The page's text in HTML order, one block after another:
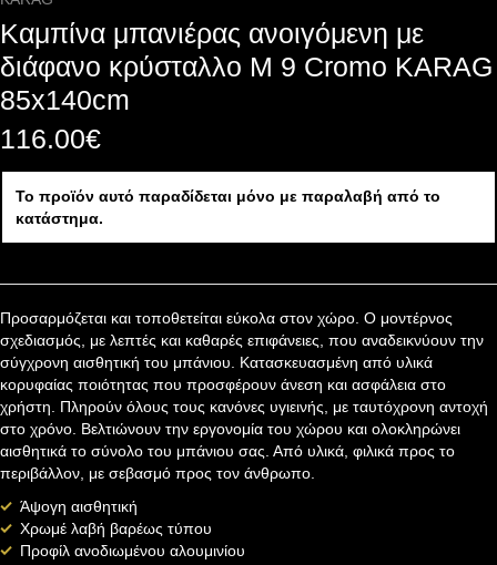
Καμπίνα μπανιέρας ανοιγόμενη με
διάφανο κρύσταλλο M 9 Cromo KARAG
85x140cm
116.00€
Το προϊόν αυτό παραδίδεται μόνο με παραλαβή από το
κατάστημα.
Προσαρμόζεται και τοποθετείται εύκολα στον χώρο. Ο μοντέρνος
σχεδιασμός, με λεπτές και καθαρές επιφάνειες, που αναδεικνύουν την
σύγχρονη αισθητική του μπάνιου. Κατασκευασμένη από υλικά
κορυφαίας ποιότητας που προσφέρουν άνεση και ασφάλεια στο
χρήστη. Πληρούν όλους τους κανόνες υγιεινής, με ταυτόχρονη αντοχή
στο χρόνο. Βελτιώνουν την εργονομία του χώρου και ολοκληρώνει
αισθητικά το σύνολο του μπάνιου σας. Από υλικά, φιλικά προς το
περιβάλλον, με σεβασμό προς τον άνθρωπο.
Άψογη αισθητική
Χρωμέ λαβή βαρέως τύπου
Προφίλ ανοδιωμένου αλουμινίου